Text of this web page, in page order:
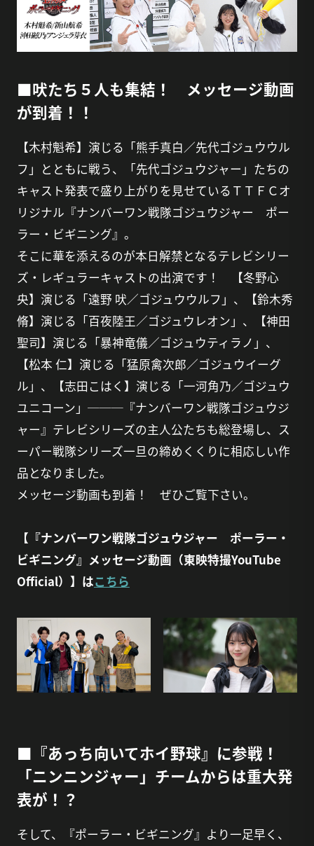
■吠たち５人も集結！ メッセージ動画
が到着！！
【木村魁希】演じる「熊手真白／先代ゴジュウウル
フ」とともに戦う、「先代ゴジュウジャー」たちの
キャスト発表で盛り上がりを見せているＴＴＦＣオ
リジナル『ナンバーワン戦隊ゴジュウジャー ポー
ラー・ビギニング』。
そこに華を添えるのが本日解禁となるテレビシリー
ズ・レギュラーキャストの出演です！ 【冬野心
央】演じる「遠野 吠／ゴジュウウルフ」、【鈴木秀
脩】演じる「百夜陸王／ゴジュウレオン」、【神田
聖司】演じる「暴神竜儀／ゴジュウティラノ」、
【松本 仁】演じる「猛原禽次郎／ゴジュウイーグ
ル」、【志田こはく】演じる「一河角乃／ゴジュウ
ユニコーン」───『ナンバーワン戦隊ゴジュウジ
ャー』テレビシリーズの主人公たちも総登場し、ス
ーパー戦隊シリーズ一旦の締めくくりに相応しい作
品となりました。
メッセージ動画も到着！ ぜひご覧下さい。
【『ナンバーワン戦隊ゴジュウジャー ポーラー・
ビギニング』メッセージ動画（東映特撮YouTube
Official）】はこちら
■『あっち向いてホイ野球』に参戦！
「ニンニンジャー」チームからは重大発
表が！？
そして、『ポーラー・ビギニング』より一足早く、